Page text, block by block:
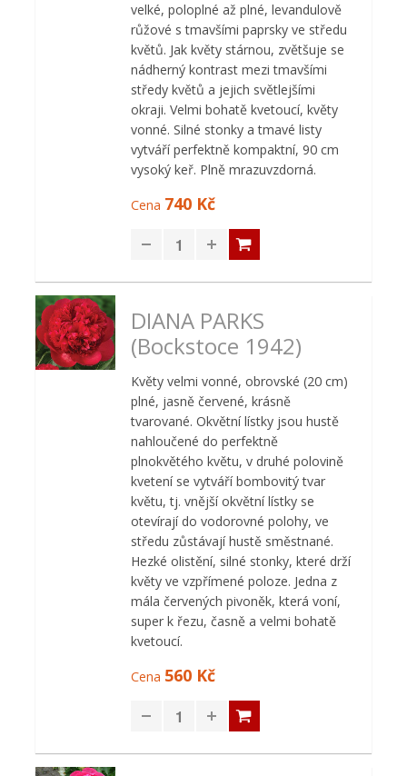
velké, poloplné až plné, levandulově
růžové s tmavšími paprsky ve středu
květů. Jak květy stárnou, zvětšuje se
nádherný kontrast mezi tmavšími
středy květů a jejich světlejšími
okraji. Velmi bohatě kvetoucí, květy
vonné. Silné stonky a tmavé listy
vytváří perfektně kompaktní, 90 cm
vysoký keř. Plně mrazuvzdorná.
Cena 740 Kč
DIANA PARKS
(Bockstoce 1942)
Květy velmi vonné, obrovské (20 cm)
plné, jasně červené, krásně
tvarované. Okvětní lístky jsou hustě
nahloučené do perfektně
plnokvětého květu, v druhé polovině
kvetení se vytváří bombovitý tvar
květu, tj. vnější okvětní lístky se
otevírají do vodorovné polohy, ve
středu zůstávají hustě směstnané.
Hezké olistění, silné stonky, které drží
květy ve vzpřímené poloze. Jedna z
mála červených pivoněk, která voní,
super k řezu, časně a velmi bohatě
kvetoucí.
Cena 560 Kč